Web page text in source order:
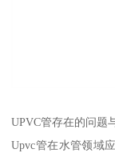
UPVC管存在的问题
Upvc管在水管领域